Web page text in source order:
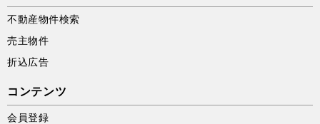
不動産物件検索
売主物件
折込広告
コンテンツ
会員登録